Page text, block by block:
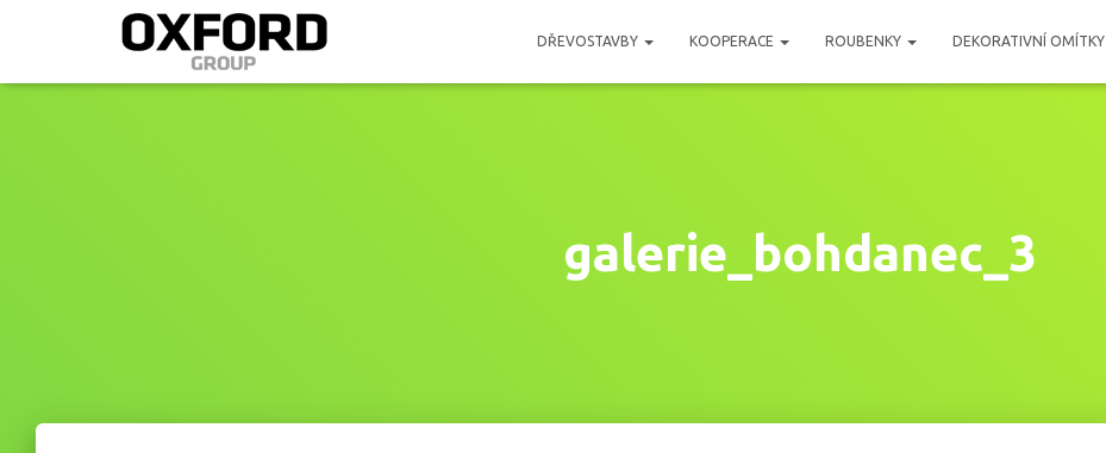
DŘEVOSTAVBY KOOPERACE ROUBENKY DEKORATIVNÍ OMÍTKY
galerie_bohdanec_3